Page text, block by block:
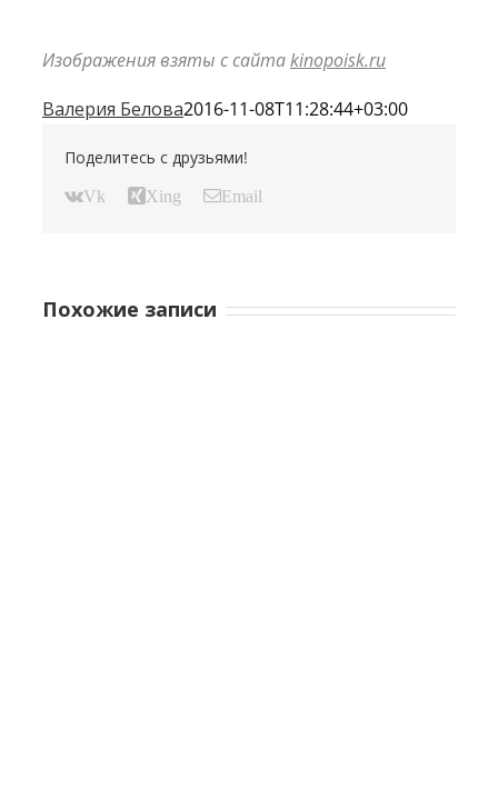
Изображения взяты с сайтаkinopoisk.ru
Валерия Белова2016-11-08T11:28:44+03:00
Поделитесь с друзьями!
Vk Xing Email
Похожие записи